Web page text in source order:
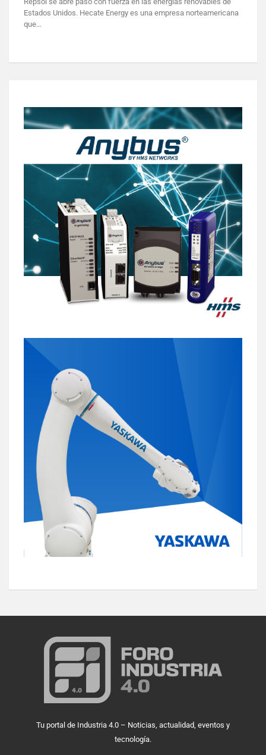
Estados Unidos. Hecate Energy es una empresa norteamericana
que…
Tu portal de Industria 4.0 – Noticias, actualidad, eventos y
tecnología.